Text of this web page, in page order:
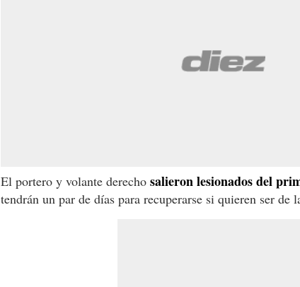
El portero y volante derecho salieron lesionados del
tendrán un par de días para recuperarse si quieren ser de